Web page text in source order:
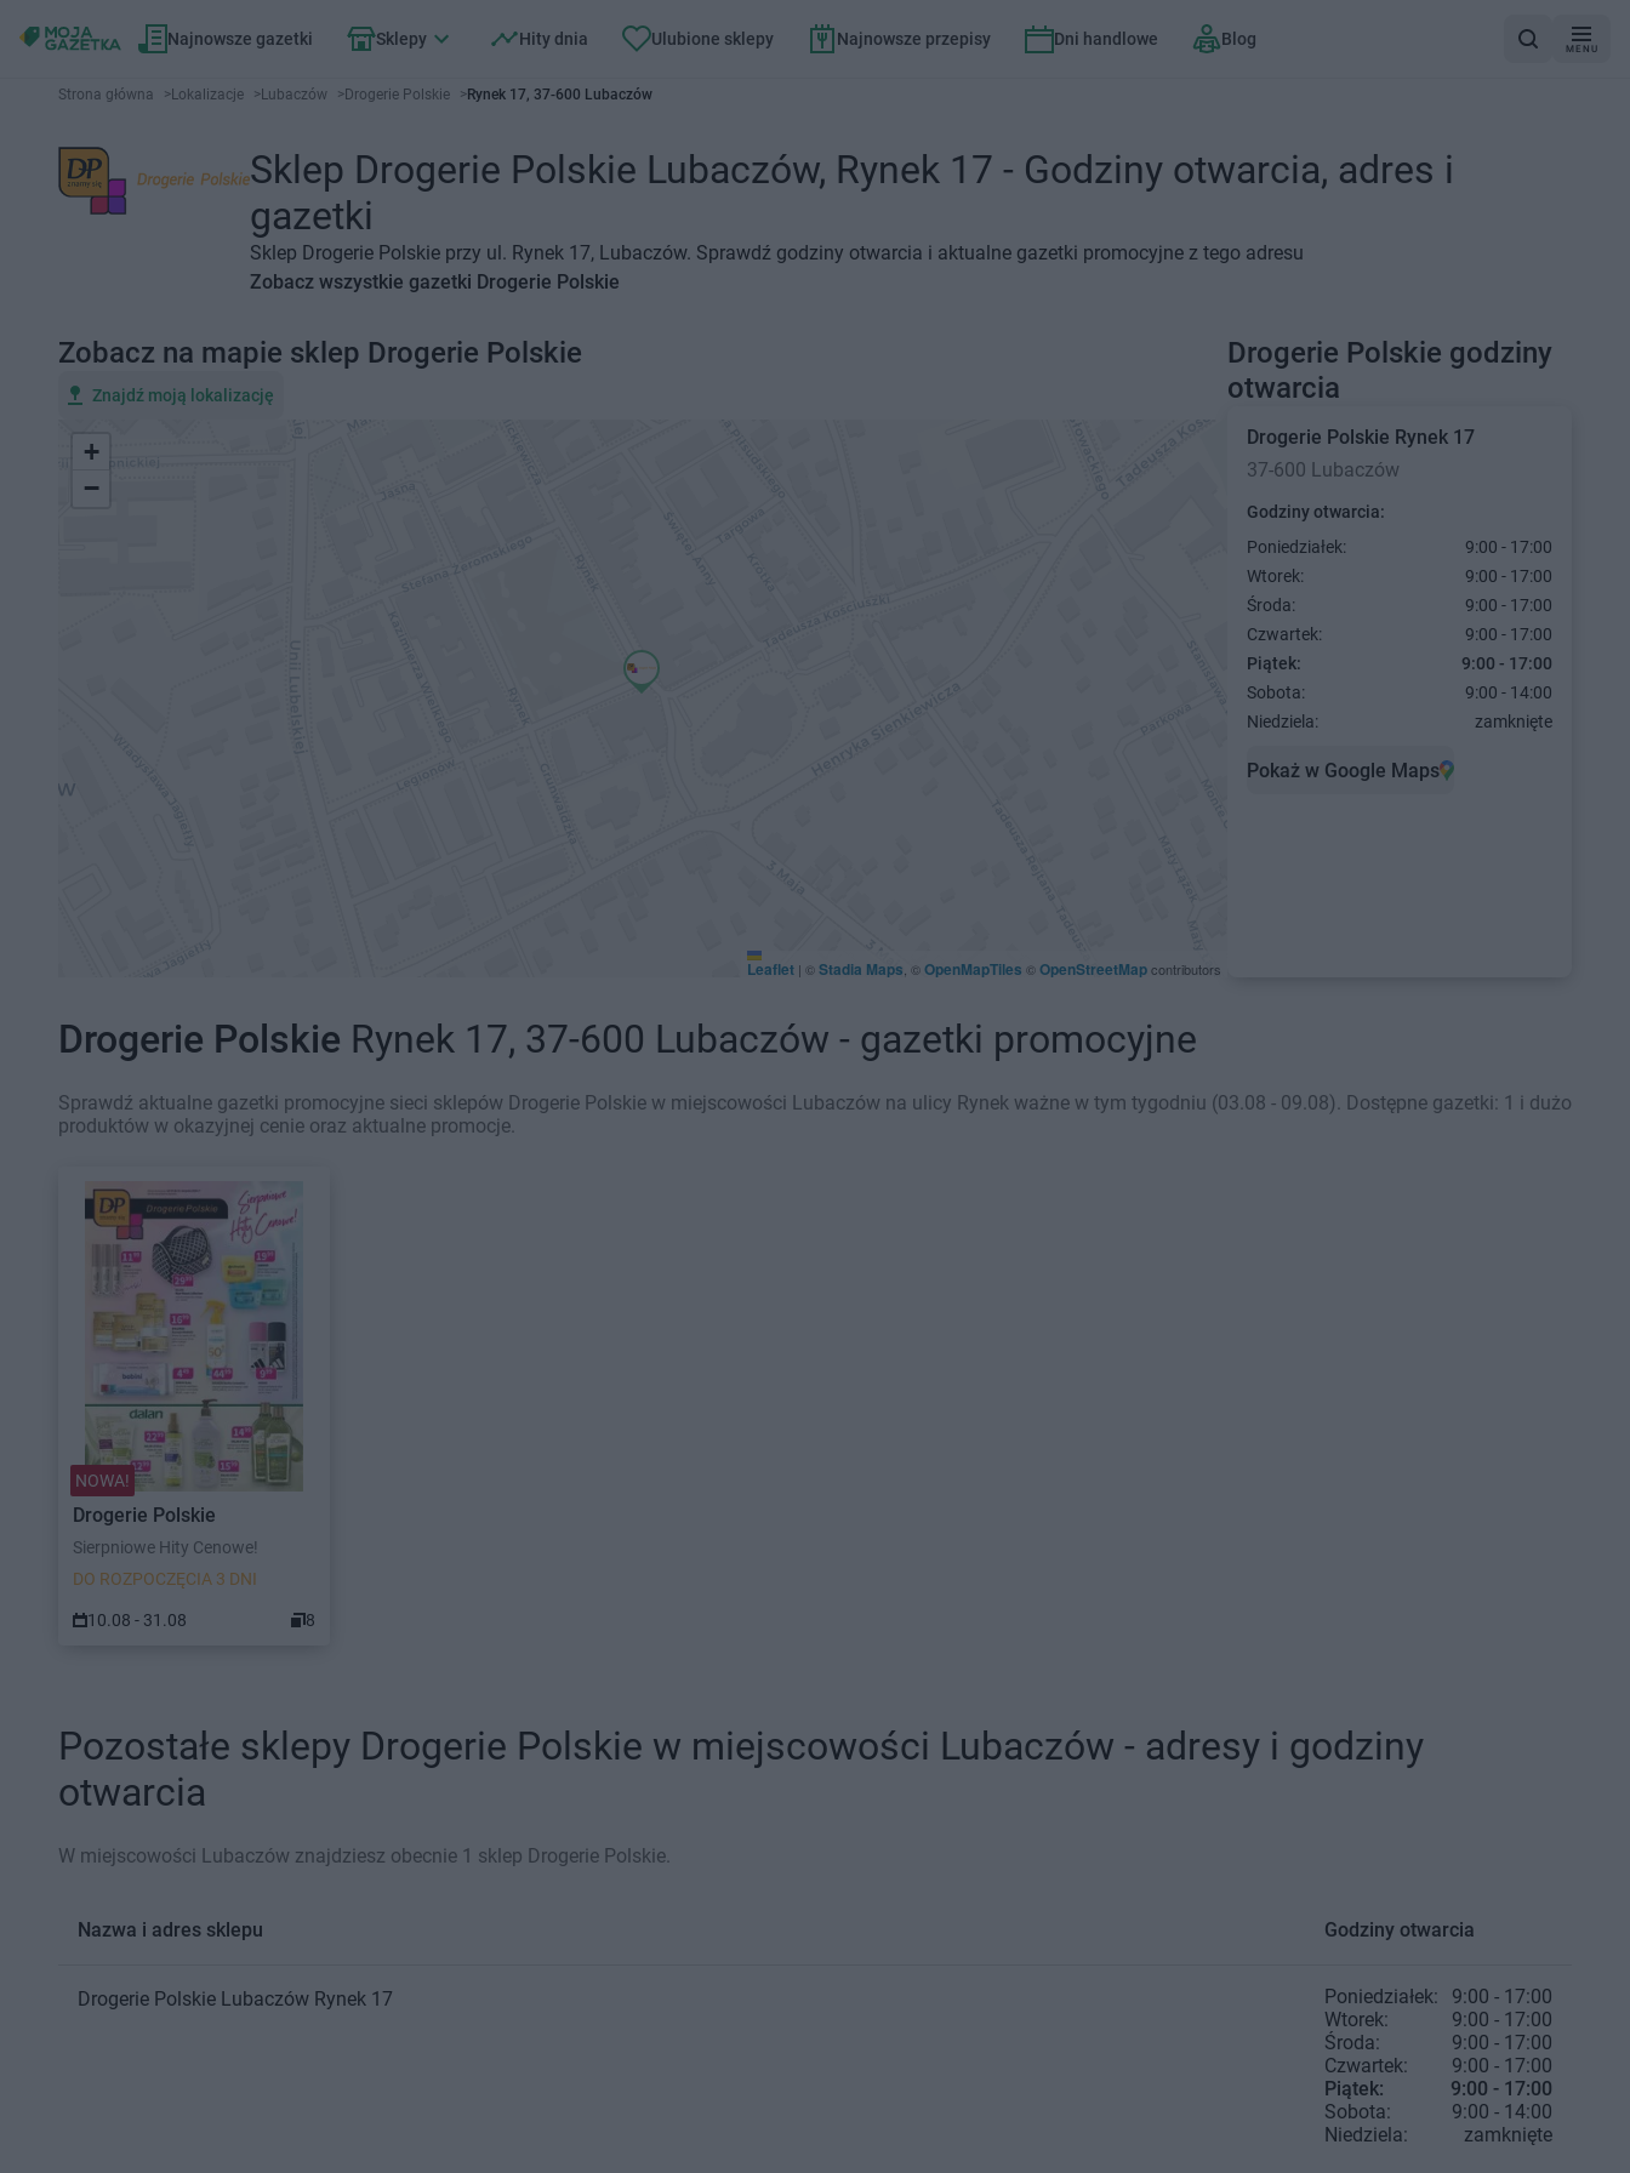
Najnowsze gazetki Sklepy Hity dnia Ulubione sklepy Najnowsze przepisy Dni handlowe Blog
MENU
Strona główna >Lokalizacje >Lubaczów >Drogerie Polskie >Rynek 17, 37-600 Lubaczów
Sklep Drogerie Polskie Lubaczów, Rynek 17 - Godziny otwarcia, adres i
gazetki
Sklep Drogerie Polskie przy ul. Rynek 17, Lubaczów. Sprawdź godziny otwarcia i aktualne gazetki promocyjne z tego adresu
Zobacz wszystkie gazetki Drogerie Polskie
Drogerie Polskie godziny
otwarcia
Drogerie Polskie Rynek 17
37-600 Lubaczów
Godziny otwarcia:
Poniedziałek:
9:00 - 17:00
Wtorek:
9:00 - 17:00
Środa:
9:00 - 17:00
Czwartek:
9:00 - 17:00
Piątek:
9:00 - 17:00
Sobota:
9:00 - 14:00
Niedziela:
zamknięte
Pokaż w Google Maps
Zobacz na mapie sklep Drogerie Polskie
Znajdź moją lokalizację
+
−
Leaflet | ©Stadia Maps , ©OpenMapTiles ©OpenStreetMapcontributors
Drogerie Polskie Rynek 17, 37-600 Lubaczów - gazetki promocyjne
Sprawdź aktualne gazetki promocyjne sieci sklepów Drogerie Polskie w miejscowości Lubaczów na ulicy Rynek ważne w tym tygodniu (03.08 - 09.08). Dostępne gazetki: 1 i dużo
produktów w okazyjnej cenie oraz aktualne promocje.
NOWA!
Drogerie Polskie
Sierpniowe Hity Cenowe!
DO ROZPOCZĘCIA 3 DNI
10.08 - 31.08 8
Pozostałe sklepy Drogerie Polskie w miejscowości Lubaczów - adresy i godziny
otwarcia
W miejscowości Lubaczów znajdziesz obecnie 1 sklep Drogerie Polskie.
Nazwa i adres sklepu Godziny otwarcia
Drogerie Polskie Lubaczów Rynek 17 Poniedziałek:
9:00 - 17:00
Wtorek:
9:00 - 17:00
Środa:
9:00 - 17:00
Czwartek:
9:00 - 17:00
Piątek:
9:00 - 17:00
Sobota:
9:00 - 14:00
Niedziela:
zamknięte